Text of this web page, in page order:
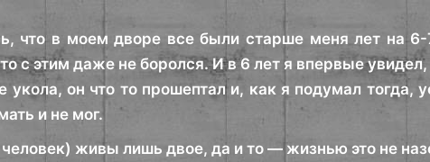
что в моем дворе все были старше меня лет на
с этим даже не боролся. И в 6 лет я впервые
он что то прошептал и, как я подумал тогда,
и не мог.
живы лишь двое, да и то — жизнью это не